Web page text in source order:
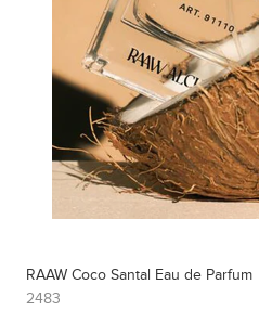
RAAW Coco Santal Eau de Parfum
2483